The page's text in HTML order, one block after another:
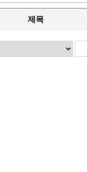
제목